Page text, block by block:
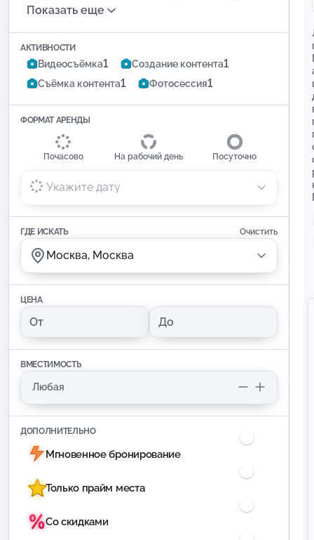
Показать еще
АКТИВНОСТИ
Видеосъёмка1 Создание контента1
Съёмка контента1 Фотосессия1
ФОРМАТ АРЕНДЫ
Почасово На рабочий день Посуточно
Укажите дату
ГДЕ ИСКАТЬ Очистить
Москва, Москва
ЦЕНА
ВМЕСТИМОСТЬ
ДОПОЛНИТЕЛЬНО
Мгновенное бронирование
Только прайм места
Со скидками